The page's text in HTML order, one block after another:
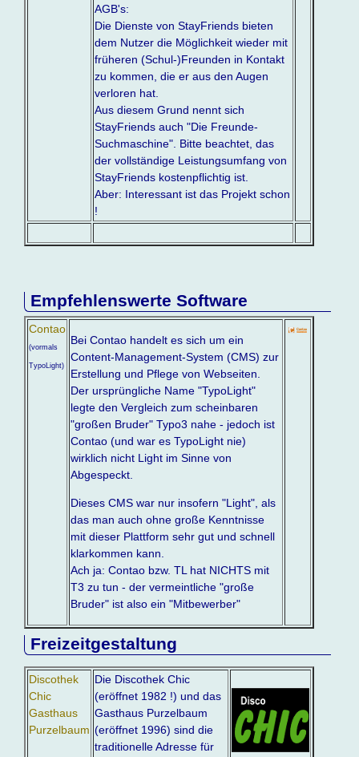
AGB's:
Die Dienste von StayFriends bieten
dem Nutzer die Möglichkeit wieder mit
früheren (Schul-)Freunden in Kontakt
zu kommen, die er aus den Augen
verloren hat.
Aus diesem Grund nennt sich
StayFriends auch "Die Freunde-
Suchmaschine". Bitte beachtet, das
der vollständige Leistungsumfang von
StayFriends kostenpflichtig ist.
Aber: Interessant ist das Projekt schon
!
Empfehlenswerte Software
Contao
(vormals
TypoLight)
Bei Contao handelt es sich um ein
Content-Management-System (CMS) zur
Erstellung und Pflege von Webseiten.
Der ursprüngliche Name "TypoLight"
legte den Vergleich zum scheinbaren
"großen Bruder" Typo3 nahe - jedoch ist
Contao (und war es TypoLight nie)
wirklich nicht Light im Sinne von
Abgespeckt.
Dieses CMS war nur insofern "Light", als
das man auch ohne große Kenntnisse
mit dieser Plattform sehr gut und schnell
klarkommen kann.
Ach ja: Contao bzw. TL hat NICHTS mit
T3 zu tun - der vermeintliche "große
Bruder" ist also ein "Mitbewerber"
Freizeitgestaltung
Discothek
Chic
Gasthaus
Purzelbaum
Die Discothek Chic
(eröffnet 1982 !) und das
Gasthaus Purzelbaum
(eröffnet 1996) sind die
traditionelle Adresse für